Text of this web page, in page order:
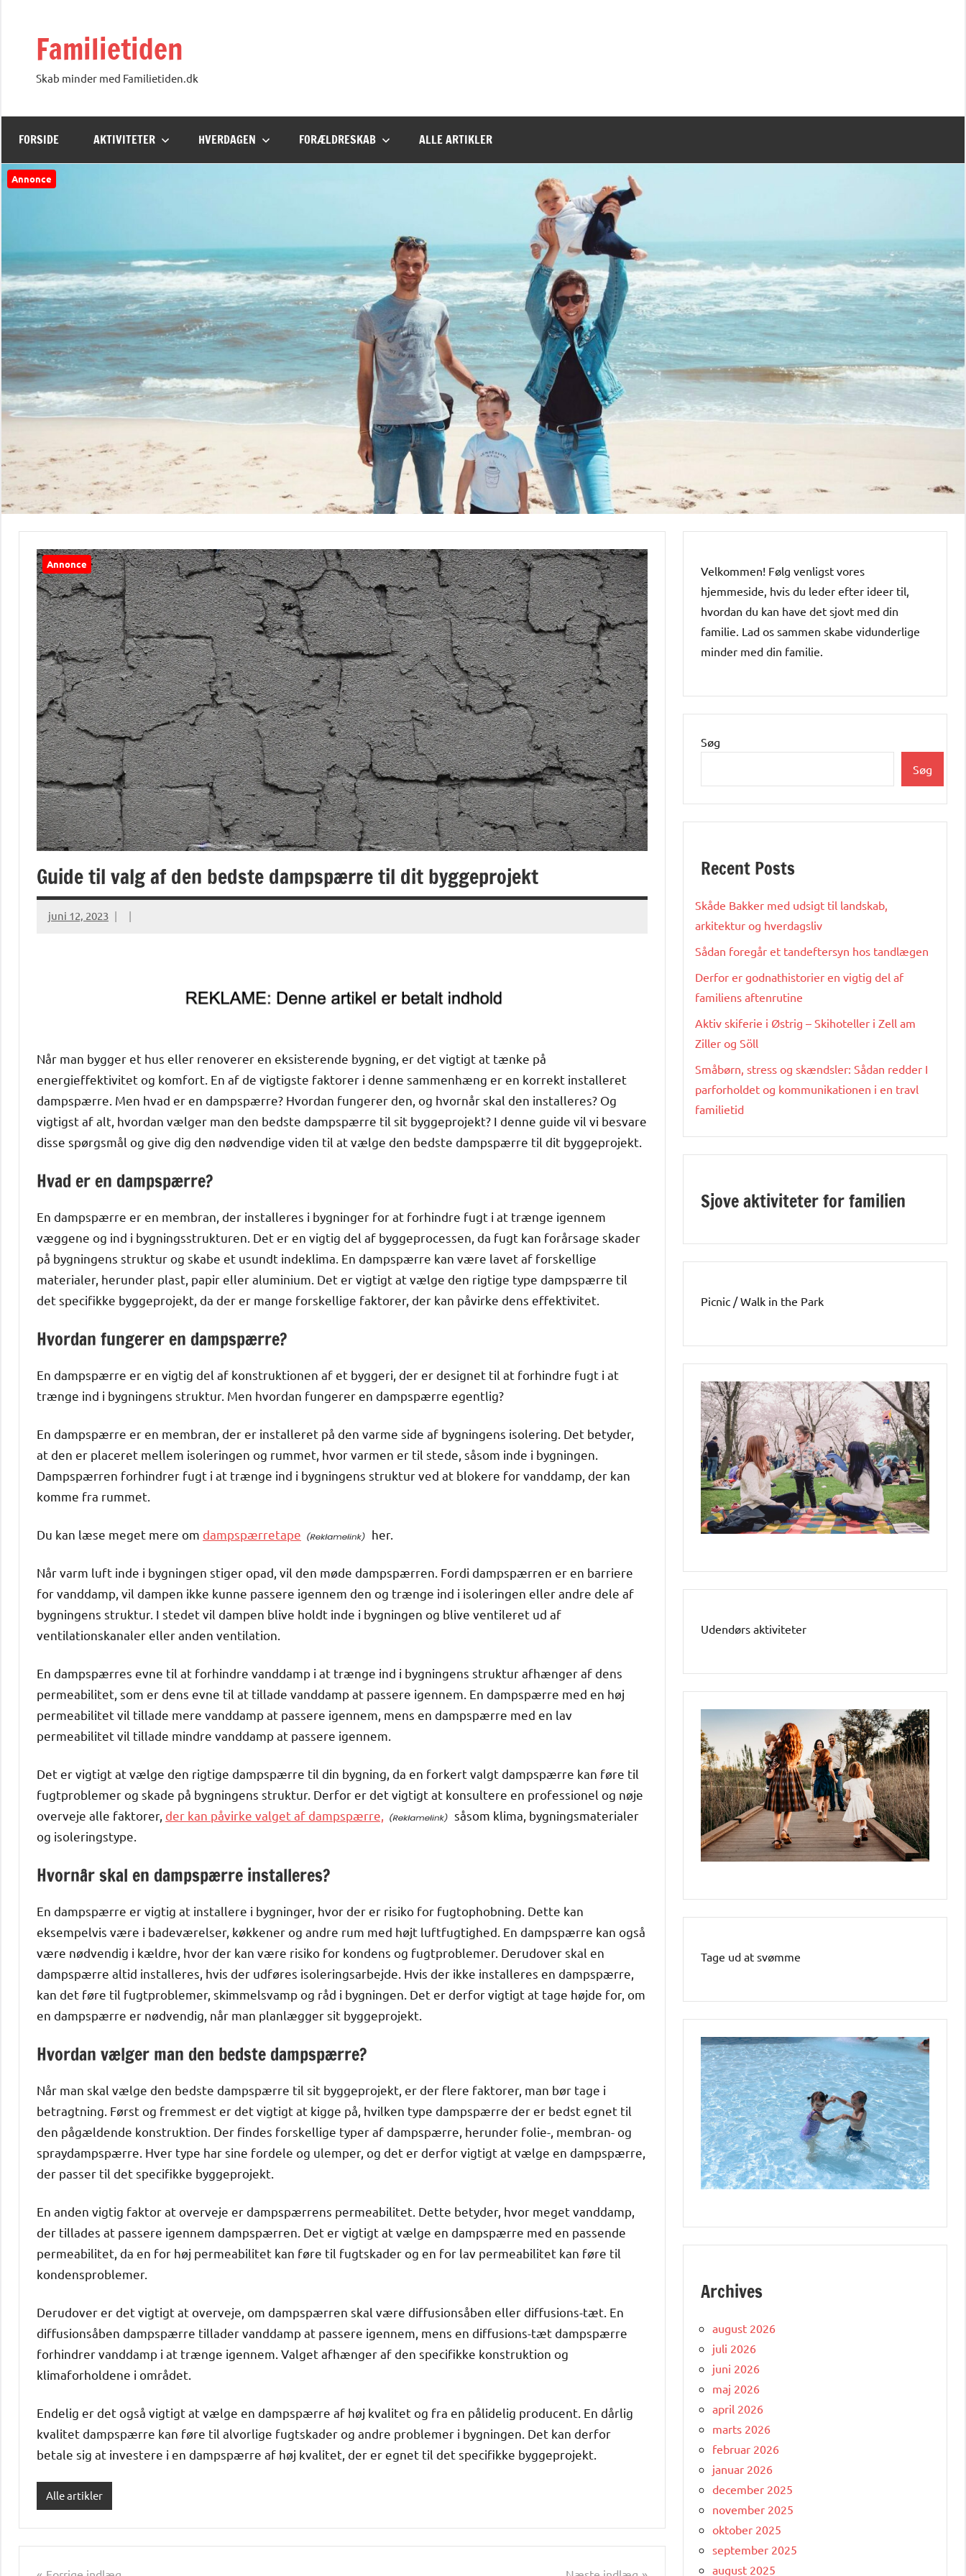
Familietiden
Skab minder med Familietiden.dk
FORSIDE AKTIVITETER HVERDAGEN FORÆLDRESKAB ALLE ARTIKLER
Annonce
Annonce
Guide til valg af den bedste dampspærre til dit byggeprojekt
juni 12, 2023
Når man bygger et hus eller renoverer en eksisterende bygning, er det vigtigt at tænke på
energieffektivitet og komfort. En af de vigtigste faktorer i denne sammenhæng er en korrekt installeret
dampspærre. Men hvad er en dampspærre? Hvordan fungerer den, og hvornår skal den installeres? Og
vigtigst af alt, hvordan vælger man den bedste dampspærre til sit byggeprojekt? I denne guide vil vi besvare
disse spørgsmål og give dig den nødvendige viden til at vælge den bedste dampspærre til dit byggeprojekt.
Hvad er en dampspærre?
En dampspærre er en membran, der installeres i bygninger for at forhindre fugt i at trænge igennem
væggene og ind i bygningsstrukturen. Det er en vigtig del af byggeprocessen, da fugt kan forårsage skader
på bygningens struktur og skabe et usundt indeklima. En dampspærre kan være lavet af forskellige
materialer, herunder plast, papir eller aluminium. Det er vigtigt at vælge den rigtige type dampspærre til
det specifikke byggeprojekt, da der er mange forskellige faktorer, der kan påvirke dens effektivitet.
Hvordan fungerer en dampspærre?
En dampspærre er en vigtig del af konstruktionen af et byggeri, der er designet til at forhindre fugt i at
trænge ind i bygningens struktur. Men hvordan fungerer en dampspærre egentlig?
En dampspærre er en membran, der er installeret på den varme side af bygningens isolering. Det betyder,
at den er placeret mellem isoleringen og rummet, hvor varmen er til stede, såsom inde i bygningen.
Dampspærren forhindrer fugt i at trænge ind i bygningens struktur ved at blokere for vanddamp, der kan
komme fra rummet.
Du kan læse meget mere om dampspærretape her.
Når varm luft inde i bygningen stiger opad, vil den møde dampspærren. Fordi dampspærren er en barriere
for vanddamp, vil dampen ikke kunne passere igennem den og trænge ind i isoleringen eller andre dele af
bygningens struktur. I stedet vil dampen blive holdt inde i bygningen og blive ventileret ud af
ventilationskanaler eller anden ventilation.
En dampspærres evne til at forhindre vanddamp i at trænge ind i bygningens struktur afhænger af dens
permeabilitet, som er dens evne til at tillade vanddamp at passere igennem. En dampspærre med en høj
permeabilitet vil tillade mere vanddamp at passere igennem, mens en dampspærre med en lav
permeabilitet vil tillade mindre vanddamp at passere igennem.
Det er vigtigt at vælge den rigtige dampspærre til din bygning, da en forkert valgt dampspærre kan føre til
fugtproblemer og skade på bygningens struktur. Derfor er det vigtigt at konsultere en professionel og nøje
overveje alle faktorer, der kan påvirke valget af dampspærre,
såsom klima, bygningsmaterialer
og isoleringstype.
Hvornår skal en dampspærre installeres?
En dampspærre er vigtig at installere i bygninger, hvor der er risiko for fugtophobning. Dette kan
eksempelvis være i badeværelser, køkkener og andre rum med højt luftfugtighed. En dampspærre kan også
være nødvendig i kældre, hvor der kan være risiko for kondens og fugtproblemer. Derudover skal en
dampspærre altid installeres, hvis der udføres isoleringsarbejde. Hvis der ikke installeres en dampspærre,
kan det føre til fugtproblemer, skimmelsvamp og råd i bygningen. Det er derfor vigtigt at tage højde for, om
en dampspærre er nødvendig, når man planlægger sit byggeprojekt.
Hvordan vælger man den bedste dampspærre?
Når man skal vælge den bedste dampspærre til sit byggeprojekt, er der flere faktorer, man bør tage i
betragtning. Først og fremmest er det vigtigt at kigge på, hvilken type dampspærre der er bedst egnet til
den pågældende konstruktion. Der findes forskellige typer af dampspærre, herunder folie-, membran- og
spraydampspærre. Hver type har sine fordele og ulemper, og det er derfor vigtigt at vælge en dampspærre,
der passer til det specifikke byggeprojekt.
En anden vigtig faktor at overveje er dampspærrens permeabilitet. Dette betyder, hvor meget vanddamp,
der tillades at passere igennem dampspærren. Det er vigtigt at vælge en dampspærre med en passende
permeabilitet, da en for høj permeabilitet kan føre til fugtskader og en for lav permeabilitet kan føre til
kondensproblemer.
Derudover er det vigtigt at overveje, om dampspærren skal være diffusionsåben eller diffusions-tæt. En
diffusionsåben dampspærre tillader vanddamp at passere igennem, mens en diffusions-tæt dampspærre
forhindrer vanddamp i at trænge igennem. Valget afhænger af den specifikke konstruktion og
klimaforholdene i området.
Endelig er det også vigtigt at vælge en dampspærre af høj kvalitet og fra en pålidelig producent. En dårlig
kvalitet dampspærre kan føre til alvorlige fugtskader og andre problemer i bygningen. Det kan derfor
betale sig at investere i en dampspærre af høj kvalitet, der er egnet til det specifikke byggeprojekt.
Alle artikler
Velkommen! Følg venligst vores
hjemmeside, hvis du leder efter ideer til,
hvordan du kan have det sjovt med din
familie. Lad os sammen skabe vidunderlige
minder med din familie.
Søg
Søg
Recent Posts
Skåde Bakker med udsigt til landskab,
arkitektur og hverdagsliv
Sådan foregår et tandeftersyn hos tandlægen
Derfor er godnathistorier en vigtig del af
familiens aftenrutine
Aktiv skiferie i Østrig – Skihoteller i Zell am
Ziller og Söll
Småbørn, stress og skændsler: Sådan redder I
parforholdet og kommunikationen i en travl
familietid
Sjove aktiviteter for familien
Picnic / Walk in the Park
Udendørs aktiviteter
Tage ud at svømme
Archives
august 2026
juli 2026
juni 2026
maj 2026
april 2026
marts 2026
februar 2026
januar 2026
december 2025
november 2025
oktober 2025
september 2025
august 2025